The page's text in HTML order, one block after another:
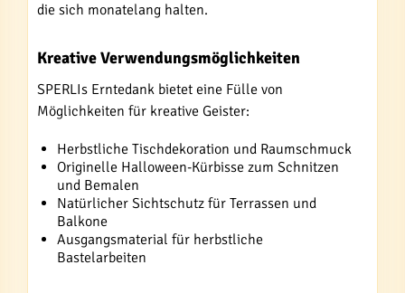
die sich monatelang halten.
Kreative Verwendungsmöglichkeiten
SPERLIs Erntedank bietet eine Fülle von
Möglichkeiten für kreative Geister:
Herbstliche Tischdekoration und Raumschmuck
Originelle Halloween-Kürbisse zum Schnitzen
und Bemalen
Natürlicher Sichtschutz für Terrassen und
Balkone
Ausgangsmaterial für herbstliche
Bastelarbeiten